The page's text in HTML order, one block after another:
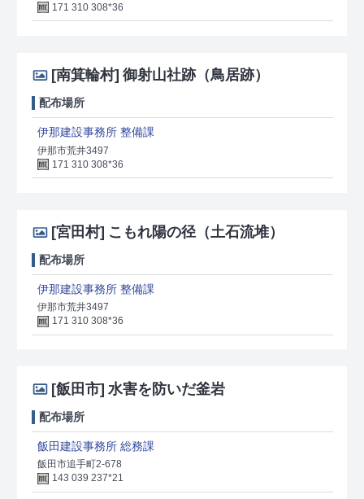
171 310 308*36
[南箕輪村] 御射山社跡（鳥居跡）
配布場所
伊那建設事務所 整備課
伊那市荒井3497
171 310 308*36
[宮田村] こもれ陽の径（土石流堆）
配布場所
伊那建設事務所 整備課
伊那市荒井3497
171 310 308*36
[飯田市] 水害を防いだ釜岩
配布場所
飯田建設事務所 総務課
飯田市追手町2-678
143 039 237*21